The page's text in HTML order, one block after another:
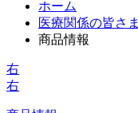
ホーム
医療関係の皆さま
商品情報
右
右